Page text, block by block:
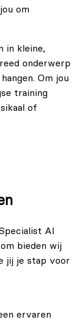
om
in kleine,
onderwerp
Om jou
training
of
AI
bieden wij
jij je stap voor
ervaren